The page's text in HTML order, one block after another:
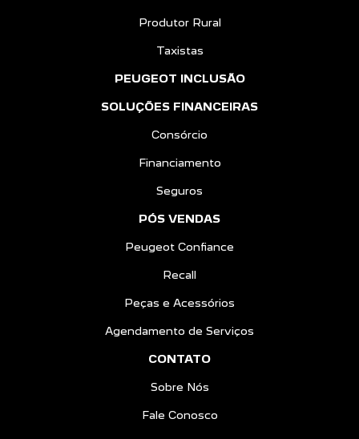
Produtor Rural
Taxistas
PEUGEOT INCLUSÃO
SOLUÇÕES FINANCEIRAS
Consórcio
Financiamento
Seguros
PÓS VENDAS
Peugeot Confiance
Recall
Peças e Acessórios
Agendamento de Serviços
CONTATO
Sobre Nós
Fale Conosco